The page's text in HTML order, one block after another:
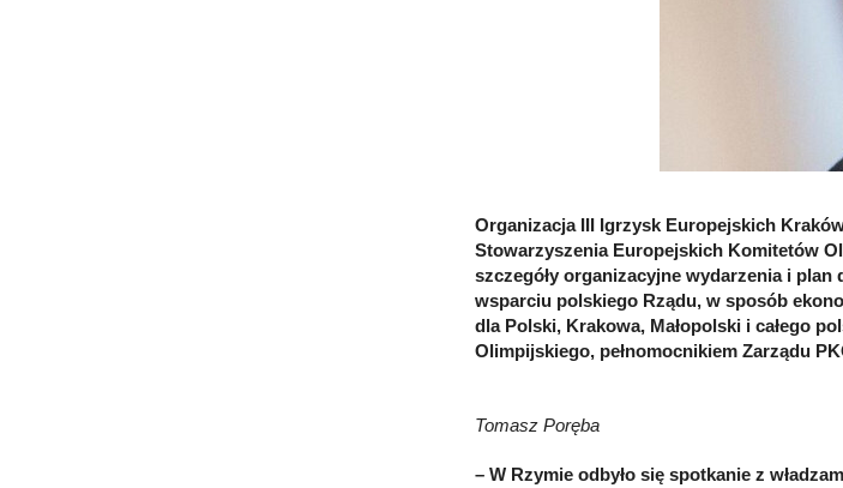
Organizacja III Igrzysk Europejskich
Stowarzyszenia Europejskich Komitetów
szczegóły organizacyjne wydarzenia i plan
wsparciu polskiego Rządu, w sposób
dla Polski, Krakowa, Małopolski i całego
Olimpijskiego, pełnomocnikiem Zarządu
Tomasz Poręba
– W Rzymie odbyło się spotkanie z